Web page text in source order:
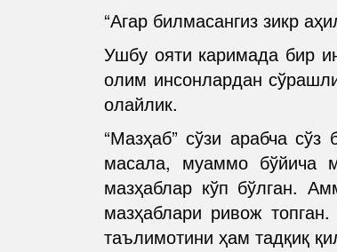
“Агар билмасангиз зикр
Ушбу ояти каримада бир
олим инсонлардан
олайлик.
“Мазҳаб” сўзи арабча
масала, муаммо бўйича
мазҳаблар кўп бўлган.
мазҳаблари ривож
таълимотини ҳам тадқиқ